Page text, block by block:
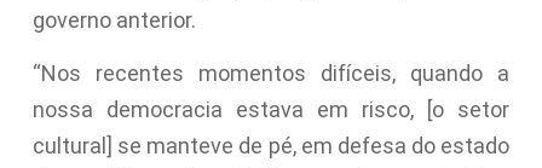
governo anterior.
“Nos recentes momentos difíceis, quando a
nossa democracia estava em risco, [o setor
cultural] se manteve de pé, em defesa do estado